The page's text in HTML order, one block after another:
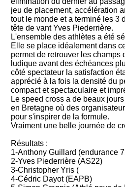
jeu de placement, accélération
tout le monde et a terminé les 3
tête de vant Yves Piederrière.
L'ensemble des athlètes a été
Elle se place idéalement dans
permet de retrouver les champs
ludique avant des échéances
côté spectateur la satisfaction
apprécié à la fois la densité du
compact et spectaculaire et
Le speed cross a de beaux
en Bretagne où des
pour s'inspirer de la formule.
Vraiment une belle journée de
Résultats :
1-Anthony Guillard (endurance
2-Yves Piederrière (AS22)
3-Christopher Yris (
4-Cédric Dayot (EAPB)